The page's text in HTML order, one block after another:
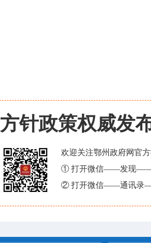
方针政策权威发
欢迎关注鄂州政府网官
① 打开微信——发现——
② 打开微信——通讯录